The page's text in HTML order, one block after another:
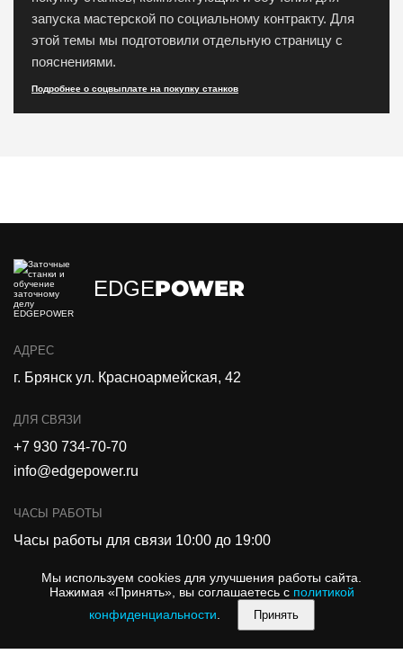
запуска мастерской по социальному контракту. Для
этой темы мы подготовили отдельную страницу с
пояснениями.
Подробнее о соцвыплате на покупку станков
EDGEPOWER
АДРЕС
г. Брянск ул. Красноармейская, 42
ДЛЯ СВЯЗИ
+7 930 734-70-70
info@edgepower.ru
ЧАСЫ РАБОТЫ
Часы работы для связи 10:00 до 19:00
Мы используем cookies для улучшения работы сайта.
Нажимая «Принять», вы соглашаетесь с политикой
конфиденциальности
Принять